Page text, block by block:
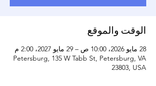
الوقت والموقع
28 مايو 2026، 10:00 ص – 29 مايو 2027، 2:00 م
Petersburg, 135 W Tabb St, Petersburg, VA
23803, USA